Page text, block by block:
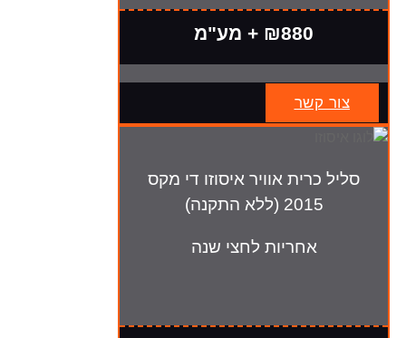
₪880 + מע"מ
צור קשר
סליל כרית אוויר איסוזו די מקס
2015 (ללא התקנה)
אחריות לחצי שנה